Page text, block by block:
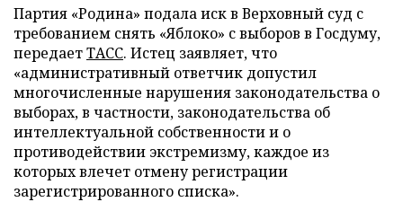
Партия «Родина» подала иск в Верховный суд с
требованием снять «Яблоко» с выборов в Госдуму,
передаетТАСС. Истец заявляет, что
«административный ответчик допустил
многочисленные нарушения законодательства о
выборах, в частности, законодательства об
интеллектуальной собственности и о
противодействии экстремизму, каждое из
которых влечет отмену регистрации
зарегистрированного списка».